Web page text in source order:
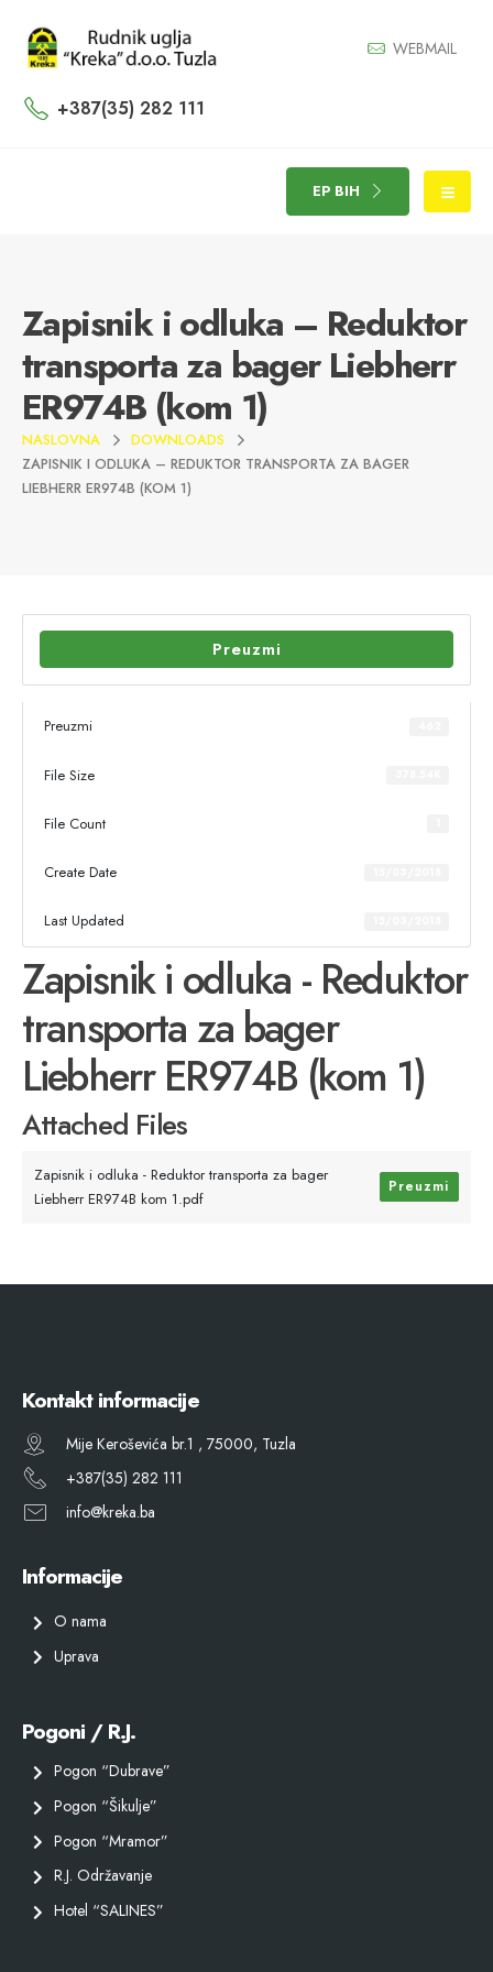
WEBMAIL
+387(35) 282 111
EP BIH
Zapisnik i odluka – Reduktor
transporta za bager Liebherr
ER974B (kom 1)
NASLOVNA
DOWNLOADS
ZAPISNIK I ODLUKA – REDUKTOR TRANSPORTA ZA BAGER
LIEBHERR ER974B (KOM 1)
Preuzmi
Preuzmi
File Size
File Count
Create Date
Last Updated
Zapisnik i odluka - Reduktor
transporta za bager
Liebherr ER974B (kom 1)
Attached Files
Zapisnik i odluka - Reduktor transporta za bager
Liebherr ER974B kom 1.pdf
Preuzmi
Kontakt informacije
Mije Keroševića br.1 , 75000, Tuzla
+387(35) 282 111
info@kreka.ba
Informacije
O nama
Uprava
Pogoni / R.J.
Pogon “Dubrave”
Pogon “Šikulje”
Pogon “Mramor”
R.J. Održavanje
Hotel “SALINES”